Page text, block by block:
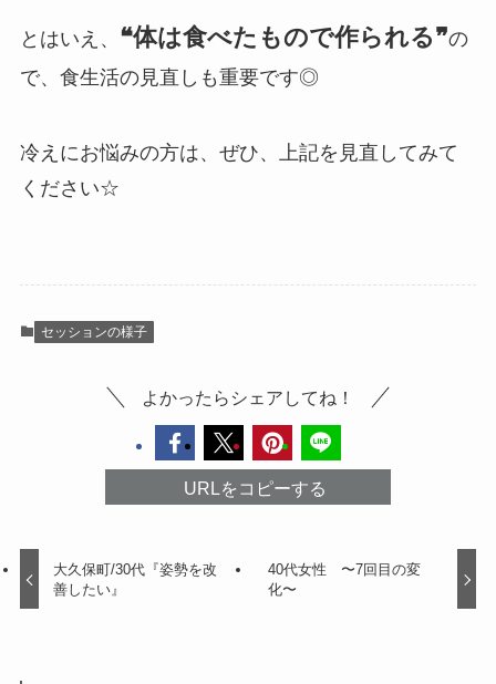
とはいえ、 ❝体は食べたもので作られる❞の
で、食生活の見直しも重要です◎
冷えにお悩みの方は、ぜひ、上記を見直してみて
ください☆
セッションの様子
よかったらシェアしてね！
URLをコピーする
大久保町/30代『姿勢を改
善したい』
40代女性 〜7回目の変
化〜